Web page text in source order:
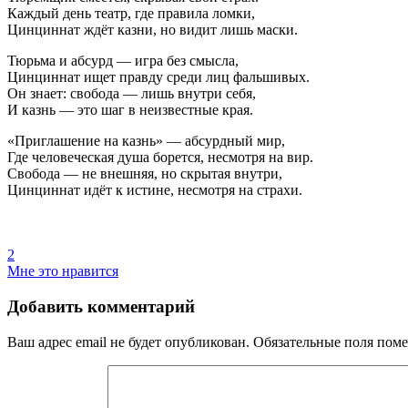
Каждый день театр, где правила ломки,
Цинциннат ждёт казни, но видит лишь маски.
Тюрьма и абсурд — игра без смысла,
Цинциннат ищет правду среди лиц фальшивых.
Он знает: свобода — лишь внутри себя,
И казнь — это шаг в неизвестные края.
«Приглашение на казнь» — абсурдный мир,
Где человеческая душа борется, несмотря на вир.
Свобода — не внешняя, но скрытая внутри,
Цинциннат идёт к истине, несмотря на страхи.
2
Мне это нравится
Добавить комментарий
Ваш адрес email не будет опубликован. Обязательные поля